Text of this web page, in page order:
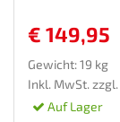
€ 149,95
Gewicht: 19 kg
Inkl. MwSt. zzgl.
Auf Lager